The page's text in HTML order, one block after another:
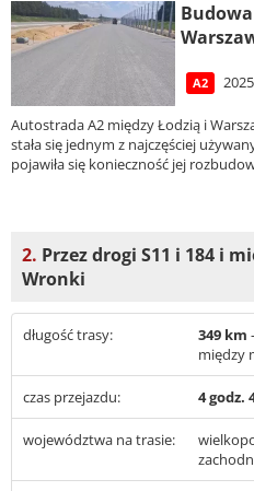
A2
Autostrada A2 między Łodzią i
stała się jednym z najczęściej
pojawiła się konieczność jej
2. Przez drogi S11 i 184 i
Wronki
długość trasy: 349 km
między
czas przejazdu: 4 godz.
województwa na trasie: